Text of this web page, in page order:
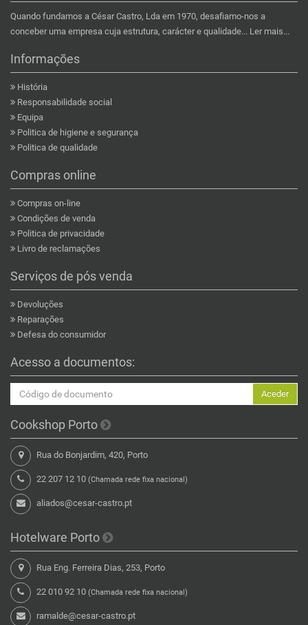
Quando fundamos a César Castro, Lda em 1970, desafiamo-nos a
conceber uma empresa cuja estrutura, carácter e qualidade... Ler mais...
Informações
História
Responsabilidade social
Equipa
Politica de higiene e segurança
Politica de qualidade
Compras online
Compras on-line
Condições de venda
Politica de privacidade
Livro de reclamações
Serviços de pós venda
Devoluções
Reparações
Defesa do consumidor
Acesso a documentos:
Aceder
Cookshop Porto
Rua do Bonjardim, 420, Porto
22 207 12 10 (Chamada rede fixa nacional)
aliados@cesar-castro.pt
Hotelware Porto
Rua Eng. Ferreira Dias, 253, Porto
22 010 92 10 (Chamada rede fixa nacional)
ramalde@cesar-castro.pt